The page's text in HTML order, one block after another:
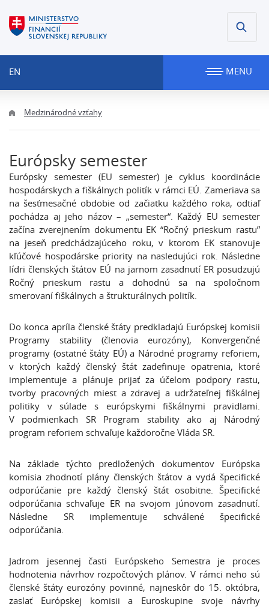
EN MENU
Medzinárodné vzťahy
Európsky semester
Európsky semester (EU semester) je cyklus koordinácie
hospodárskych a fiškálnych politík v rámci EÚ. Zameriava sa
na šesťmesačné obdobie od začiatku každého roka, odtiaľ
pochádza aj jeho názov – „semester“. Každý EU semester
začína zverejnením dokumentu EK “Ročný prieskum rastu”
na jeseň predchádzajúceho roku, v ktorom EK stanovuje
kľúčové hospodárske priority na nasledujúci rok. Následne
lídri členských štátov EÚ na jarnom zasadnutí ER posudzujú
Ročný prieskum rastu a dohodnú sa na spoločnom
smerovaní fiškálnych a štrukturálnych politík.
Do konca apríla členské štáty predkladajú Európskej komisii
Programy stability (členovia eurozóny), Konvergenčné
programy (ostatné štáty EÚ) a Národné programy reforiem,
v ktorých každý členský štát zadefinuje opatrenia, ktoré
implementuje a plánuje prijať za účelom podpory rastu,
tvorby pracovných miest a zdravej a udržateľnej fiškálnej
politiky v súlade s európskymi fiškálnymi pravidlami.
V podmienkach SR Program stability ako aj Národný
program reforiem schvaľuje každoročne Vláda SR.
Na základe týchto predložených dokumentov Európska
komisia zhodnotí plány členských štátov a vydá špecifické
odporúčanie pre každý členský štát osobitne. Špecifické
odporúčania schvaľuje ER na svojom júnovom zasadnutí.
Následne SR implementuje schválené špecifické
odporúčania.
Jadrom jesennej časti Európskeho Semestra je proces
hodnotenia návrhov rozpočtových plánov. V rámci neho sú
členské štáty eurozóny povinné, najneskôr do 15. októbra,
zaslať Európskej komisii a Euroskupine svoje návrhy